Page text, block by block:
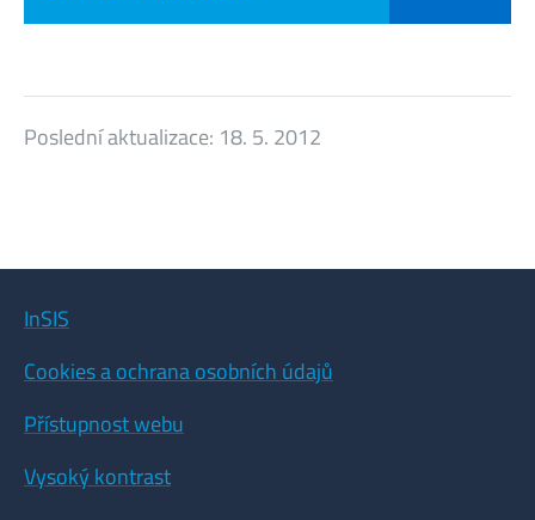
Poslední aktualizace: 18. 5. 2012
InSIS
Cookies a ochrana osobních údajů
Přístupnost webu
Vysoký kontrast